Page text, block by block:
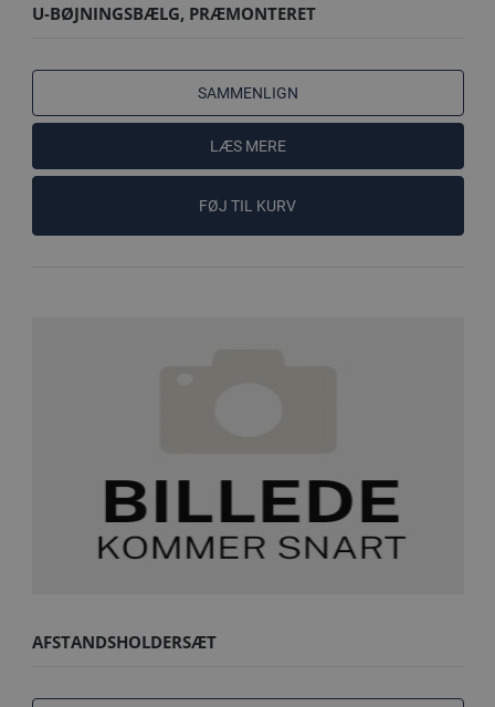
U-BØJNINGSBÆLG, PRÆMONTERET
SAMMENLIGN
LÆS MERE
FØJ TIL KURV
AFSTANDSHOLDERSÆT